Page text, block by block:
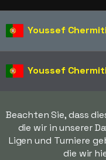
Youssef Chermiti
Youssef Chermiti
Beachten Sie, dass
die wir in unserer
Ligen und Turniere
die wir